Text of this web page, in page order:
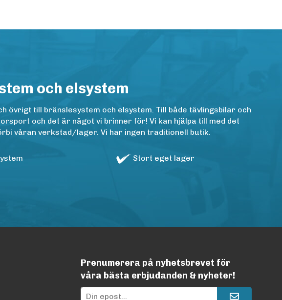
och elsystem
övrigt till bränslesystem och elsystem. Till både tävlingsbilar och
och det är något vi brinner för! Vi kan hjälpa till med det
våran verkstad/lager. Vi har ingen traditionell butik.
Stort eget lager
Prenumerera på nyhetsbrevet för
våra bästa erbjudanden & nyheter!